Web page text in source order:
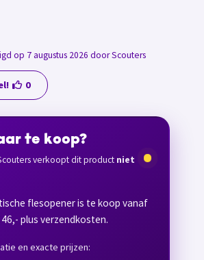
op 7 augustus 2026 door Scouters
0
te koop?
verkoopt dit product niet
flesopener is te koop vanaf
plus verzendkosten.
en exacte prijzen: